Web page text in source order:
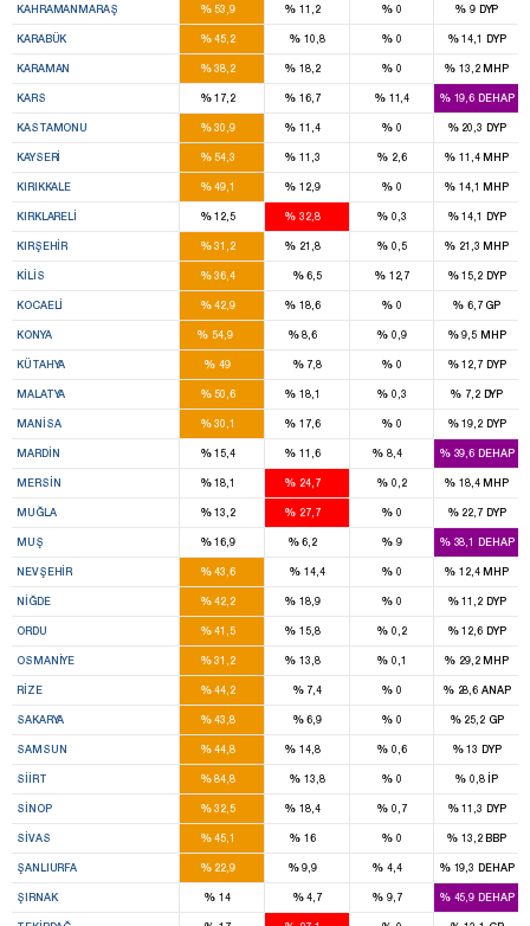
KAHRAMANMARAŞ %53,9 % 11,2 % 0 %9 DYP
KARABÜK %45,2 % 10,8 % 0 %14,1 DYP
KARAMAN %38,2 % 18,2 % 0 % 13,2MHP
KARS %17,2 % 16,7 %11,4 %19,6DEHAP
KASTAMONU %30,9 % 11,4 % 0 %20,3 DYP
KAYSERI %54,3 % 11,3 % 2,6 % 11,4MHP
KIRIKKALE %49,1 % 12,9 % 0 % 14,1MHP
KIRKLARELI %12,5 % 32,8 % 0,3 %14,1 DYP
KIRŞEHIR %31,2 % 21,8 % 0,5 % 21,3MHP
KILIS %36,4 %6,5 %12,7 %15,2 DYP
KOCAELI %42,9 % 18,6 % 0 %6,7 GP
KONYA % 54,9 %8,6 % 0,9 %9,5MHP
KÜTAHYA % 49 %7,8 % 0 %12,7 DYP
MALATYA %50,6 % 18,1 % 0,3 % 7,2 DYP
MANISA %30,1 % 17,6 % 0 %19,2 DYP
MARDIN %15,4 % 11,6 % 8,4 %39,6DEHAP
MERSIN %18,1 % 24,7 % 0,2 % 18,4MHP
MUĞLA %13,2 % 27,7 % 0 %22,7 DYP
MUŞ %16,9 %6,2 % 9 %38,1DEHAP
NEVŞEHIR %43,6 % 14,4 % 0 % 12,4MHP
NIĞDE %42,2 % 18,9 % 0 %11,2 DYP
ORDU %41,5 % 15,8 % 0,2 %12,6 DYP
OSMANIYE %31,2 % 13,8 % 0,1 % 29,2MHP
RIZE %44,2 %7,4 % 0 %28,6ANAP
SAKARYA %43,8 %6,9 % 0 %25,2 GP
SAMSUN %44,8 % 14,8 % 0,6 %13DYP
SIIRT %84,8 % 13,8 % 0 %0,8İP
SINOP %32,5 % 18,4 % 0,7 %11,3 DYP
SIVAS %45,1 % 16 % 0 % 13,2BBP
ŞANLIURFA %22,9 %9,9 % 4,4 %19,3DEHAP
ŞIRNAK % 14 %4,7 % 9,7 %45,9DEHAP